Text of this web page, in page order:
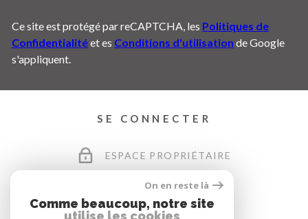
Ce site est protégé par reCAPTCHA, les Politiques de
Confidentialitéet es Conditions d'utilisation de Google
s'appliquent.
SE CONNECTER
ESPACE PROPRIÉTAIRE
On en reste là
Comme beaucoup, notre site
utilise les cookies